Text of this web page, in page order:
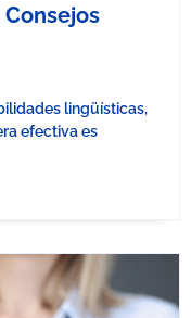
lingüísticas,
efectiva es